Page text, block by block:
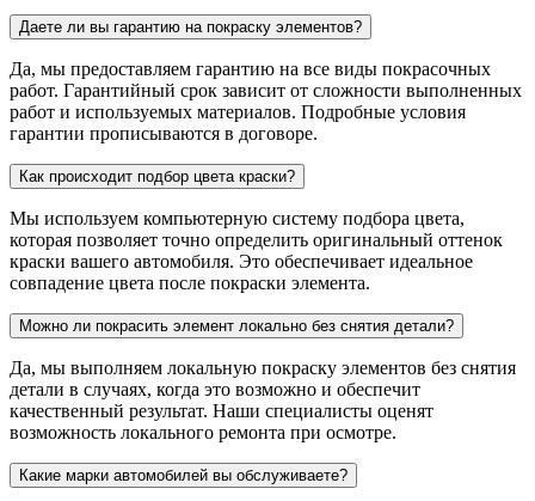
Даете ли вы гарантию на покраску элементов?
Да, мы предоставляем гарантию на все виды покрасочных
работ. Гарантийный срок зависит от сложности выполненных
работ и используемых материалов. Подробные условия
гарантии прописываются в договоре.
Как происходит подбор цвета краски?
Мы используем компьютерную систему подбора цвета,
которая позволяет точно определить оригинальный оттенок
краски вашего автомобиля. Это обеспечивает идеальное
совпадение цвета после покраски элемента.
Можно ли покрасить элемент локально без снятия детали?
Да, мы выполняем локальную покраску элементов без снятия
детали в случаях, когда это возможно и обеспечит
качественный результат. Наши специалисты оценят
возможность локального ремонта при осмотре.
Какие марки автомобилей вы обслуживаете?